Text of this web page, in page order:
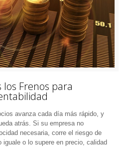
Frenos para
avanza cada día más rápido, y
atrás. Si su empresa no
necesaria, corre el riesgo de
iguale o lo supere en precio, calidad